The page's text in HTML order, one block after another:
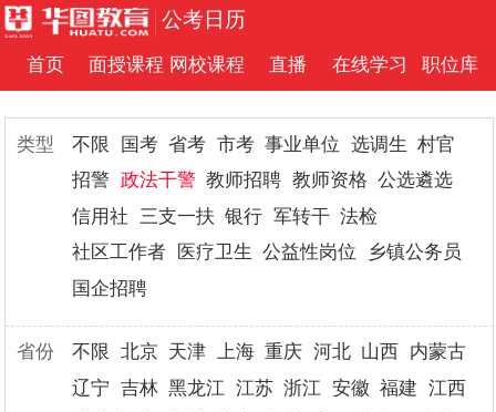
公考日历
首页 面授课程 网校课程 直播 在线学习 职位库
类型 不限 国考 省考 市考 事业单位 选调生
村官
招警 政法干警 教师招聘 教师资格 公选遴选
信用社 三支一扶 银行 军转干 法检
社区工作者
医疗卫生 公益性岗位
乡镇公务员
国企招聘
省份 不限 北京 天津 上海 重庆 河北 山西
内蒙古
辽宁 吉林 黑龙江 江苏 浙江 安徽 福建 江西